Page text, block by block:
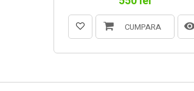
CUMPARA